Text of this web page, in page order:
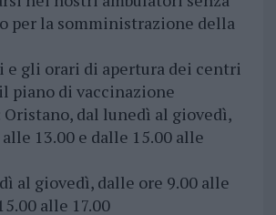
per la somministrazione della
e gli orari di apertura dei centri
piano di vaccinazione
dal lunedì al giovedì,
13.00 e dalle 15.00 alle
al giovedì, dalle ore 9.00 alle
alle 17.00